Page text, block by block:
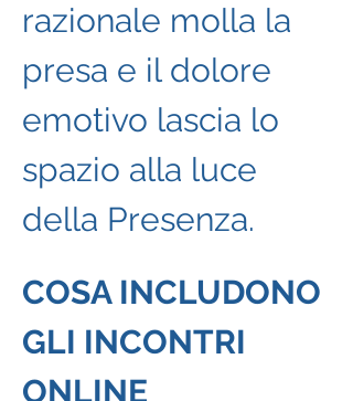
razionale molla la
presa e il dolore
emotivo lascia lo
spazio alla luce
della Presenza.
COSA INCLUDONO
GLI INCONTRI
ONLINE